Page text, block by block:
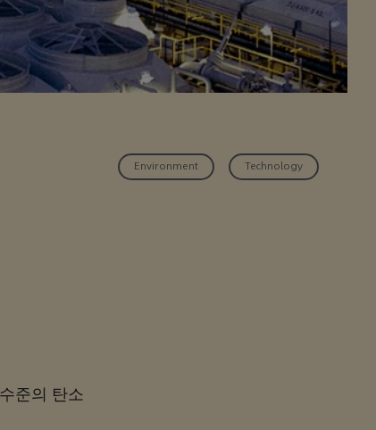
Environment Technology
준의 탄소